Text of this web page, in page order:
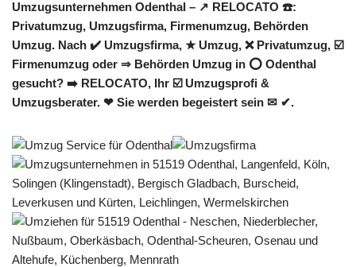
Umzugsunternehmen Odenthal – ↗️ RELOCATO ☎️:
Privatumzug, Umzugsfirma, Firmenumzug, Behörden
Umzug. Nach ✔️ Umzugsfirma, ★ Umzug, ❌ Privatumzug, ☑️
Firmenumzug oder ⇒ Behörden Umzug in ⭕ Odenthal
gesucht? ➡️ RELOCATO, Ihr ☑️ Umzugsprofi &
Umzugsberater. ❤ Sie werden begeistert sein ✉ ✔.